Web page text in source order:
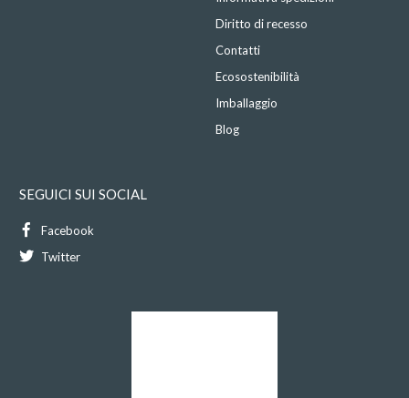
Diritto di recesso
Contatti
Ecosostenibilità
Imballaggio
Blog
SEGUICI SUI SOCIAL
Facebook
Twitter